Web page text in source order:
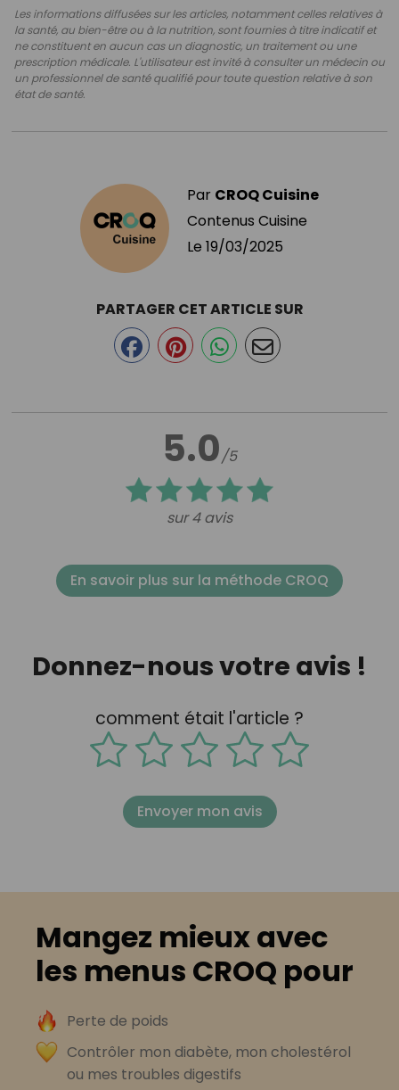
Les informations diffusées sur les articles, notamment celles relatives à
la santé, au bien-être ou à la nutrition, sont fournies à titre indicatif et
ne constituent en aucun cas un diagnostic, un traitement ou une
prescription médicale. L'utilisateur est invité à consulter un médecin ou
un professionnel de santé qualifié pour toute question relative à son
état de santé.
Par CROQ Cuisine
Contenus Cuisine
Le 19/03/2025
5.0/5
sur 4 avis
PARTAGER CET ARTICLE SUR
En savoir plus sur la méthode CROQ
Donnez-nous votre avis !
comment était l'article ?
Envoyer mon avis
Mangez mieux avec
les menus CROQ pour
Perte de poids
Contrôler mon diabète, mon cholestérol
ou mes troubles digestifs